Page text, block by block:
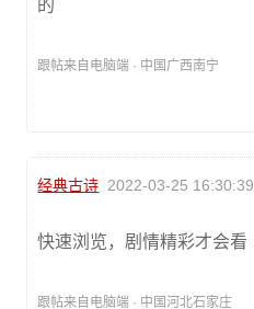
的
跟帖来自电脑端 · 中国广西南宁
经典古诗 2022-03-25 16:30:39
快速浏览，剧情精彩才会看
跟帖来自电脑端 · 中国河北石家庄